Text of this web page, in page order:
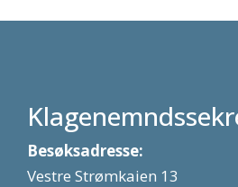
Besøksadresse:
Vestre Strømkaien 13